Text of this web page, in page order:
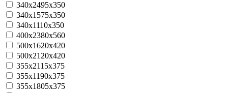
340х2495х350
340х1575х350
340х1110х350
400х2380х560
500х1620х420
500х2120х420
355х2115х375
355х1190х375
355х1805х375